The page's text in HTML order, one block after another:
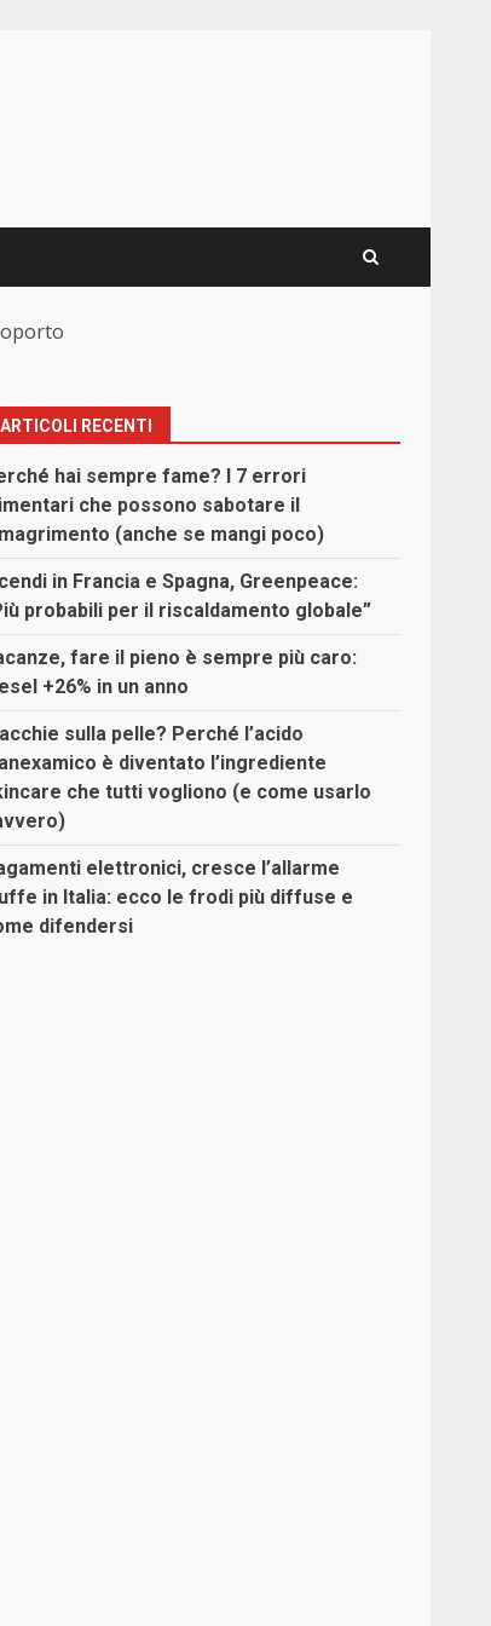
ARTICOLI RECENTI
hai sempre fame? I 7 errori
che possono sabotare il
(anche se mangi poco)
in Francia e Spagna, Greenpeace:
probabili per il riscaldamento globale”
fare il pieno è sempre più caro:
+26% in un anno
sulla pelle? Perché l’acido
è diventato l’ingrediente
che tutti vogliono (e come usarlo
elettronici, cresce l’allarme
in Italia: ecco le frodi più diffuse e
difendersi